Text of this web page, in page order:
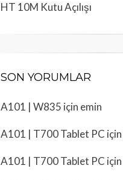
HT 10M Kutu Açılışı
SON YORUMLAR
A101 | W835 için emin
A101 | T700 Tablet PC için
A101 | T700 Tablet PC için